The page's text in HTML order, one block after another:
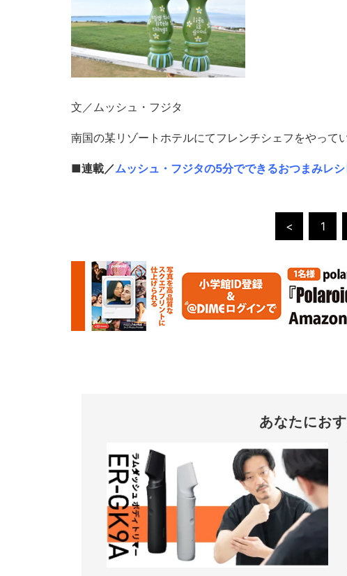
文／ムッシュ・フジタ
南国の某リゾートホテルにてフレンチシェフをやって
■連載／ムッシュ・フジタの5分でできるおつまみレ
< 1
あなたにお